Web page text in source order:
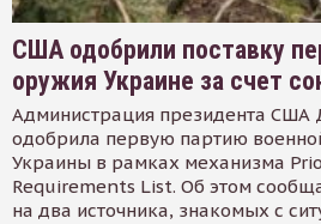
США одобрили поставку
оружия Украине за счет
Администрация президента США
одобрила первую партию
Украины в рамках механизма
Requirements List. Об этом
на два источника, знакомых с